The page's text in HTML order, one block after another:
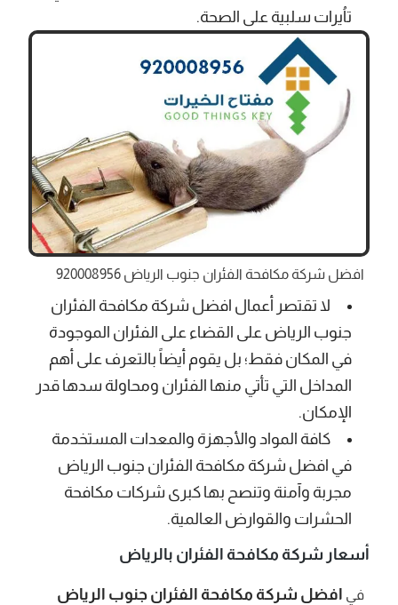
تاُيرات سلبية على الصحة.
افضل شركة مكافحة الفئران جنوب الرياض 920008956
لا تقتصر أعمال افضل شركة مكافحة الفئران
جنوب الرياض على القضاء على الفئران الموجودة
في المكان فقط؛ بل يقوم أيضاً بالتعرف على أهم
المداخل التي تأتي منها الفئران ومحاولة سدها قدر
الإمكان.
كافة المواد والأجهزة والمعدات المستخدمة
في افضل شركة مكافحة الفئران جنوب الرياض
مجربة وآمنة وتنصح بها كبرى شركات مكافحة
الحشرات والقوارض العالمية.
أسعار شركة مكافحة الفئران بالرياض
في افضل شركة مكافحة الفئران جنوب الرياض